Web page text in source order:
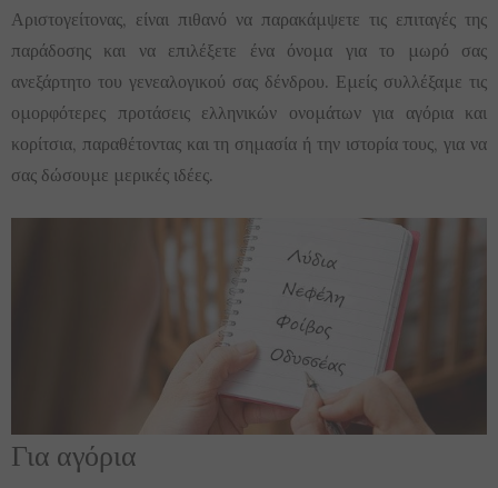
Αριστογείτονας, είναι πιθανό να παρακάμψετε τις επιταγές της
παράδοσης και να επιλέξετε ένα όνομα για το μωρό σας
ανεξάρτητο του γενεαλογικού σας δένδρου. Εμείς συλλέξαμε τις
ομορφότερες προτάσεις ελληνικών ονομάτων για αγόρια και
κορίτσια, παραθέτοντας και τη σημασία ή την ιστορία τους, για να
σας δώσουμε μερικές ιδέες.
Για αγόρια